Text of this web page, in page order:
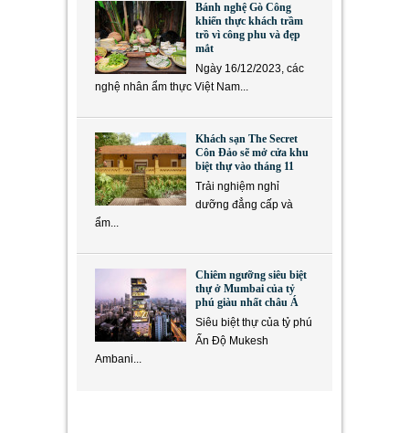
Bánh nghệ Gò Công
khiến thực khách trầm
trồ vì công phu và đẹp
mắt
Ngày 16/12/2023, các
nghệ nhân ẩm thực Việt Nam...
Khách sạn The Secret
Côn Đảo sẽ mở cửa khu
biệt thự vào tháng 11
Trải nghiệm nghỉ
dưỡng đẳng cấp và
ẩm...
Chiêm ngưỡng siêu biệt
thự ở Mumbai của tỷ
phú giàu nhất châu Á
Siêu biệt thự của tỷ phú
Ấn Độ Mukesh
Ambani...